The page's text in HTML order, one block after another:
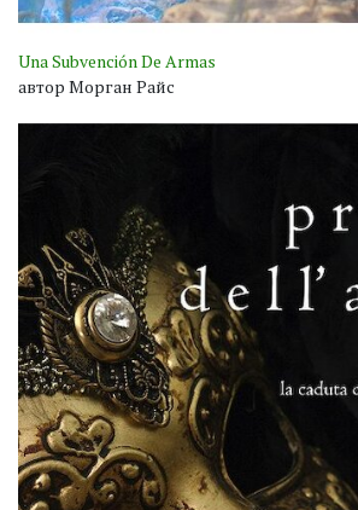
Una Subvención De Armas
автор Морган Райс